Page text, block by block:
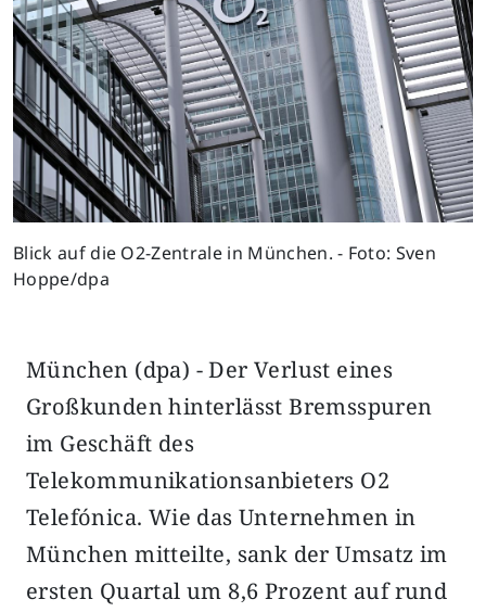
Blick auf die O2-Zentrale in München. - Foto: Sven
Hoppe/dpa
München (dpa) - Der Verlust eines
Großkunden hinterlässt Bremsspuren
im Geschäft des
Telekommunikationsanbieters O2
Telefónica. Wie das Unternehmen in
München mitteilte, sank der Umsatz im
ersten Quartal um 8,6 Prozent auf rund